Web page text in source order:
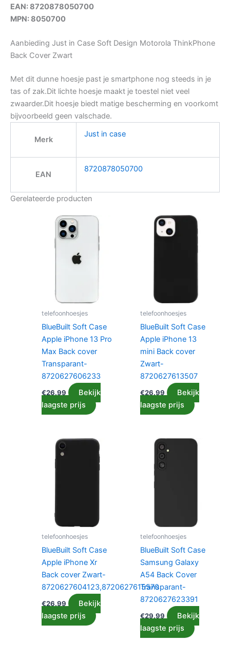
EAN: 8720878050700
MPN: 8050700
Aanbieding Just in Case Soft Design Motorola ThinkPhone
Back Cover Zwart
Met dit dunne hoesje past je smartphone nog steeds in je
tas of zak.Dit lichte hoesje maakt je toestel niet veel
zwaarder.Dit hoesje biedt matige bescherming en voorkomt
bijvoorbeeld geen valschade.
Merk
Just in case
EAN
8720878050700
Gerelateerde producten
telefoonhoesjes
BlueBuilt Soft Case
Apple iPhone 13 Pro
Max Back cover
Transparant-
8720627606233
€26.99
Bekijk
laagste prijs
telefoonhoesjes
BlueBuilt Soft Case
Apple iPhone 13
mini Back cover
Zwart-
8720627613507
€26.99
Bekijk
laagste prijs
telefoonhoesjes
BlueBuilt Soft Case
Apple iPhone Xr
Back cover Zwart-
8720627604123,8720627615570
€26.99
Bekijk
laagste prijs
telefoonhoesjes
BlueBuilt Soft Case
Samsung Galaxy
A54 Back Cover
Transparant-
8720627623391
€29.99
Bekijk
laagste prijs